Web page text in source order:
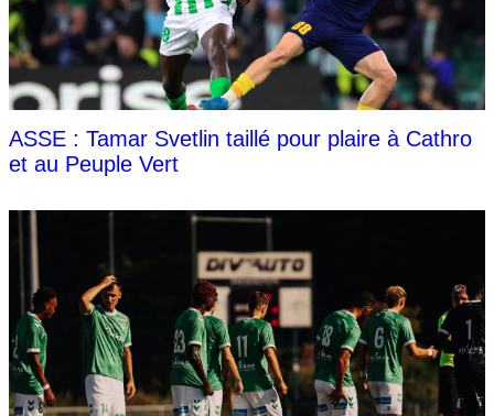
ASSE : Tamar Svetlin taillé pour plaire à Cathro
et au Peuple Vert